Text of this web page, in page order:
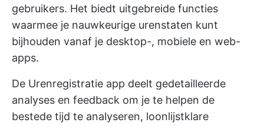
gebruikers. Het biedt uitgebreide functies
waarmee je nauwkeurige urenstaten kunt
bijhouden vanaf je desktop-, mobiele en web-
apps.
De Urenregistratie app deelt gedetailleerde
analyses en feedback om je te helpen de
bestede tijd te analyseren, loonlijstklare